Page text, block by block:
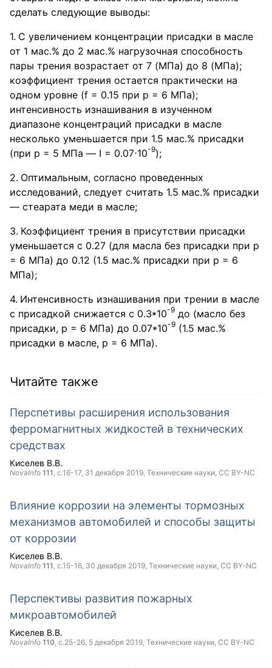
сделать следующие выводы:
С увеличением концентрации присадки в масле
от 1 мас.% до 2 мас.% нагрузочная способность
пары трения возрастает от 7 (МПа) до 8 (МПа);
коэффициент трения остается практически на
одном уровне (f = 0.15 при р = 6 МПа);
интенсивность изнашивания в изученном
диапазоне концентраций присадки в масле
несколько уменьшается при 1.5 мас.% присадки
(при р = 5 МПа — I = 0.07⋅10-9);
Оптимальным, согласно проведенных
исследований, следует считать 1.5 мас.% присадки
— стеарата меди в масле;
Коэффициент трения в присутствии присадки
уменьшается с 0.27 (для масла без присадки при р
= 6 МПа) до 0.12 (1.5 мас.% присадки при р = 6
МПа);
Интенсивность изнашивания при трении в масле
с присадкой снижается с 0.3*10-9 до (масло без
присадки, р = 6 МПа) до 0.07*10-9 (1.5 мас.%
присадки в масле, р = 6 МПа).
Читайте также
Перспетивы расширения использования
ферромагнитных жидкостей в технических
средствах
Киселев В.В.
NovaInfo 111, с.16-17, 31 декабря 2019, Технические науки, CC BY-NC
Влияние коррозии на элементы тормозных
механизмов автомобилей и способы защиты
от коррозии
Киселев В.В.
NovaInfo 111, с.15-16, 30 декабря 2019, Технические науки, CC BY-NC
Перспективы развития пожарных
микроавтомобилей
Киселев В.В.
NovaInfo 110, с.25-26, 5 декабря 2019, Технические науки, CC BY-NC